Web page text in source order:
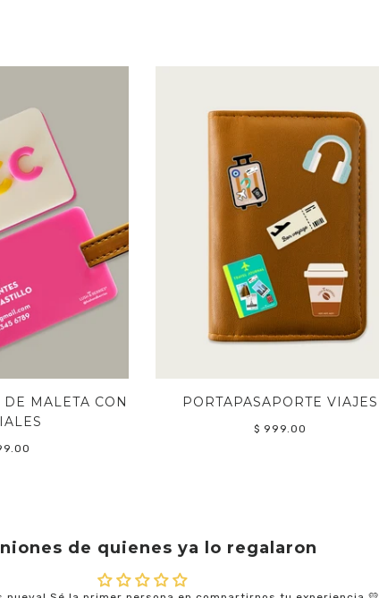
MALETA CON
PORTAPASAPORTE VIAJES
$ 999.00
de quienes ya lo regalaron